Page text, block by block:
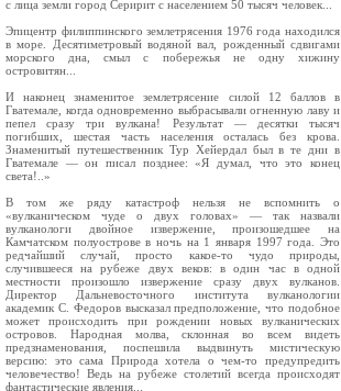
с лица земли город Серирит с населением 50 тысяч человек...
Эпицентр филиппинского землетрясения 1976 года находился
в море. Десятиметровый водяной вал, рожденный сдвигами
морского дна, смыл с побережья не одну хижину
островитян...
И наконец знаменитое землетрясение силой 12 баллов в
Гватемале, когда одновременно выбрасывали огненную лаву и
пепел сразу три вулкана! Результат — десятки тысяч
погибших, шестая часть населения осталась без крова.
Знаменитый путешественник Тур Хейердал был в те дни в
Гватемале — он писал позднее: «Я думал, что это конец
света!..»
В том же ряду катастроф нельзя не вспомнить о
«вулканическом чуде о двух головах» — так назвали
вулканологи двойное извержение, произошедшее на
Камчатском полуострове в ночь на 1 января 1997 года. Это
редчайший случай, просто какое-то чудо природы,
случившееся на рубеже двух веков: в один час в одной
местности произошло извержение сразу двух вулканов.
Директор Дальневосточного института вулканологии
академик С. Федоров высказал предположение, что подобное
может происходить при рождении новых вулканических
островов. Народная молва, склонная во всем видеть
предзнаменования, поспешила выдвинуть мистическую
версию: это сама Природа хотела о чем-то предупредить
человечество! Ведь на рубеже столетий всегда происходят
фантастические явления...